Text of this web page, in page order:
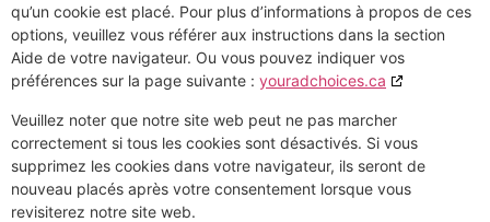
qu’un cookie est placé. Pour plus d’informations à propos de ces
options, veuillez vous référer aux instructions dans la section
Aide de votre navigateur. Ou vous pouvez indiquer vos
préférences sur la page suivante : youradchoices.ca
Veuillez noter que notre site web peut ne pas marcher
correctement si tous les cookies sont désactivés. Si vous
supprimez les cookies dans votre navigateur, ils seront de
nouveau placés après votre consentement lorsque vous
revisiterez notre site web.